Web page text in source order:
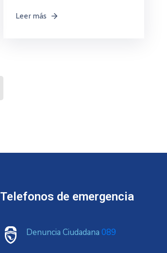
Leer más
Telefonos de emergencia
Denuncia Ciudadana 089